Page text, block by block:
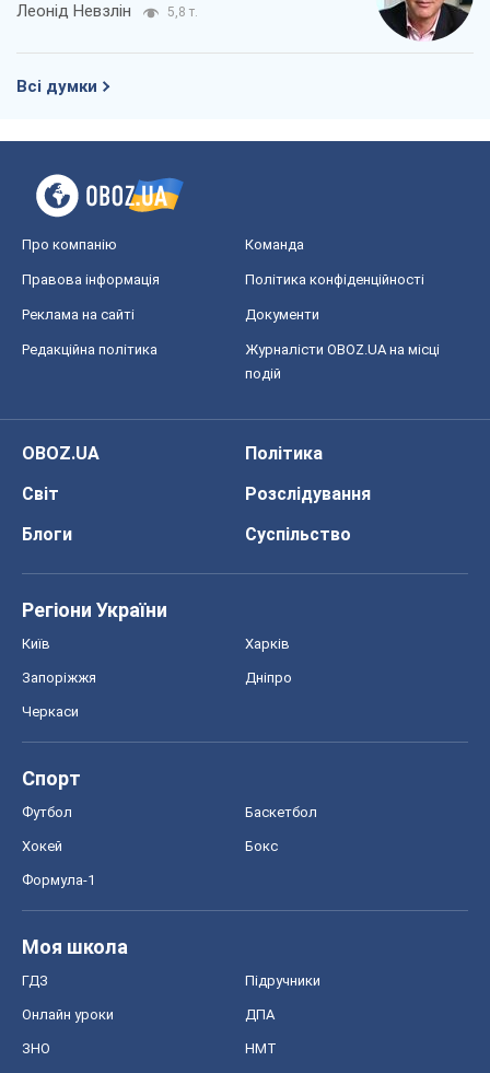
Леонід Невзлін 5,8 т.
Всі думки
Про компанію Команда
Правова інформація Політика конфіденційності
Реклама на сайті Документи
Редакційна політика
Журналісти OBOZ.UA на місці
подій
OBOZ.UA
Політика
Світ
Розслідування
Блоги
Суспільство
Регіони України
Київ Харків
Запоріжжя Дніпро
Черкаси
Спорт
Футбол Баскетбол
Хокей Бокс
Формула-1
Моя школа
ГДЗ Підручники
Онлайн уроки ДПА
ЗНО НМТ